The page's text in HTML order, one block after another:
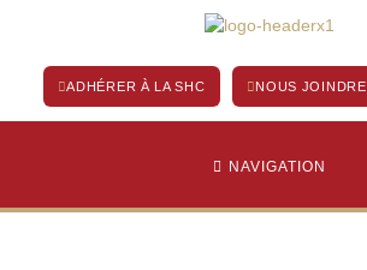
contenu
ADHÉRER À LA SHC NOUS JOINDRE
NAVIGATION